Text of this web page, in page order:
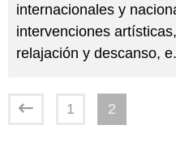
internacionales y
intervenciones
relajación y descanso, e
1 2